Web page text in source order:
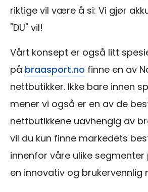
riktige vil være å si: Vi gjør
"DU" vil!
Vårt konsept er også litt
på braasport.no finne en av
nettbutikker. Ikke bare innen
mener vi også er en av de
nettbutikkene uavhengig av
vil du kun finne markedets
innenfor våre ulike
en innovativ og brukervennlig